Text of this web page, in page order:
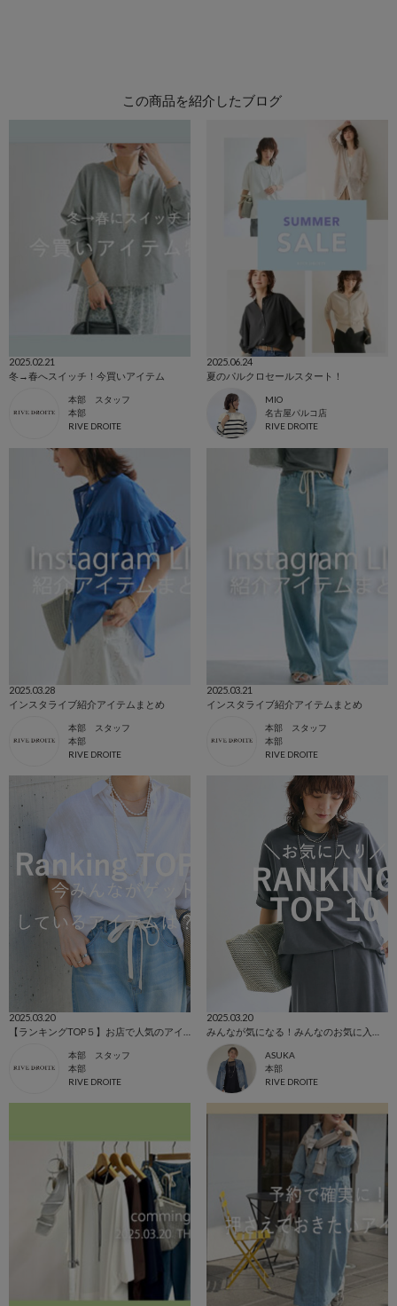
この商品を紹介したブログ
2025.02.21
冬→春へスイッチ！今買いアイテム
本部 スタッフ
本部
RIVE DROITE
2025.06.24
夏のパルクロセールスタート！
MIO
名古屋パルコ店
RIVE DROITE
2025.03.28
インスタライブ紹介アイテムまとめ
本部 スタッフ
本部
RIVE DROITE
2025.03.21
インスタライブ紹介アイテムまとめ
本部 スタッフ
本部
RIVE DROITE
2025.03.20
本部 スタッフ
本部
RIVE DROITE
2025.03.20
ASUKA
本部
RIVE DROITE